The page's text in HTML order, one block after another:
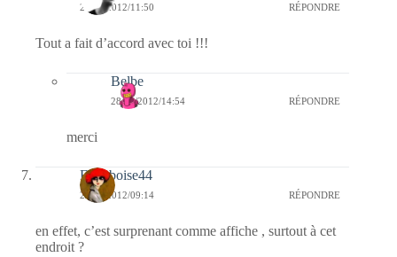
28/01/2012/11:50 RÉPONDRE
Tout a fait d’accord avec toi !!!
Belbe
28/01/2012/14:54 RÉPONDRE
merci
Framboise44
28/01/2012/09:14 RÉPONDRE
en effet, c’est surprenant comme affiche , surtout à cet
endroit ?